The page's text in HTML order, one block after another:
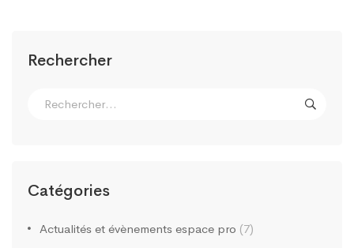
Rechercher
Catégories
Actualités et évènements espace pro (7)